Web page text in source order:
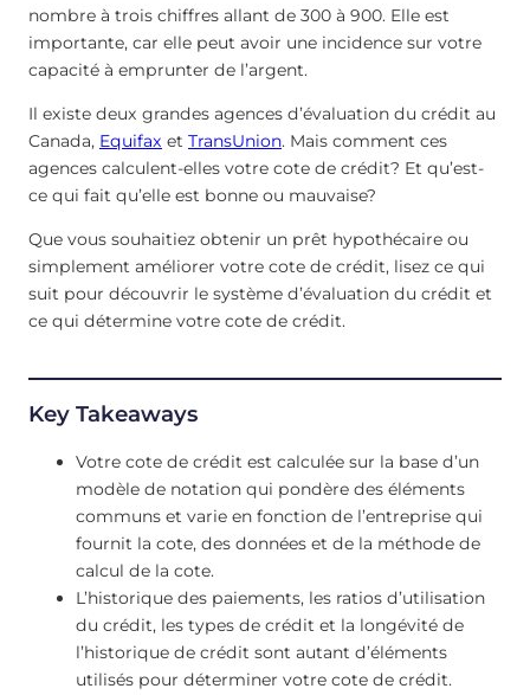
nombre à trois chiffres allant de 300 à 900. Elle est
importante, car elle peut avoir une incidence sur votre
capacité à emprunter de l’argent.
Il existe deux grandes agences d’évaluation du crédit au
Canada, Equifax et TransUnion. Mais comment ces
agences calculent-elles votre cote de crédit? Et qu’est-
ce qui fait qu’elle est bonne ou mauvaise?
Que vous souhaitiez obtenir un prêt hypothécaire ou
simplement améliorer votre cote de crédit, lisez ce qui
suit pour découvrir le système d’évaluation du crédit et
ce qui détermine votre cote de crédit.
Key Takeaways
Votre cote de crédit est calculée sur la base d’un
modèle de notation qui pondère des éléments
communs et varie en fonction de l’entreprise qui
fournit la cote, des données et de la méthode de
calcul de la cote.
L’historique des paiements, les ratios d’utilisation
du crédit, les types de crédit et la longévité de
l’historique de crédit sont autant d’éléments
utilisés pour déterminer votre cote de crédit.